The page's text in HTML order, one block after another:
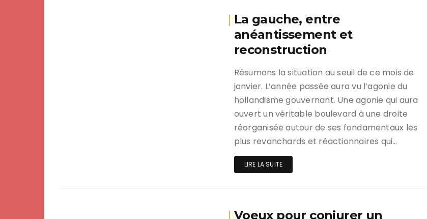
La gauche, entre
anéantissement et
reconstruction
Résumons la situation au seuil de ce mois de
janvier. L’année passée aura vu l’agonie du
hollandisme gouvernant. Une agonie qui aura
ouvert un véritable boulevard à une droite
réorganisée autour de ses fondamentaux les
plus revanchards et réactionnaires qui…
LIRE LA SUITE
Voeux pour conjurer un